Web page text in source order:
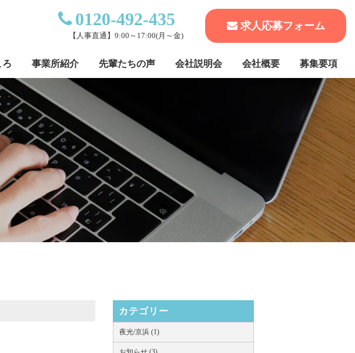
ろ 事業所紹介 先輩たちの声 会社説明会 会社概要 募集要項
求人応募フォーム
0120-492-435
【人事直通】9:00～17:00(月～金)
カテゴリー
夜光/京浜 (1)